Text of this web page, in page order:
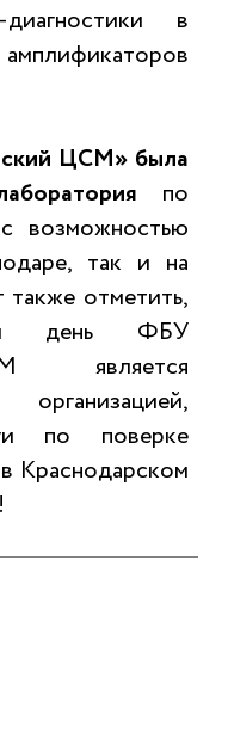
в
ЦСМ» была
по
возможностью
так и на
также отметить,
день ФБУ
является
по поверке
Краснодарском